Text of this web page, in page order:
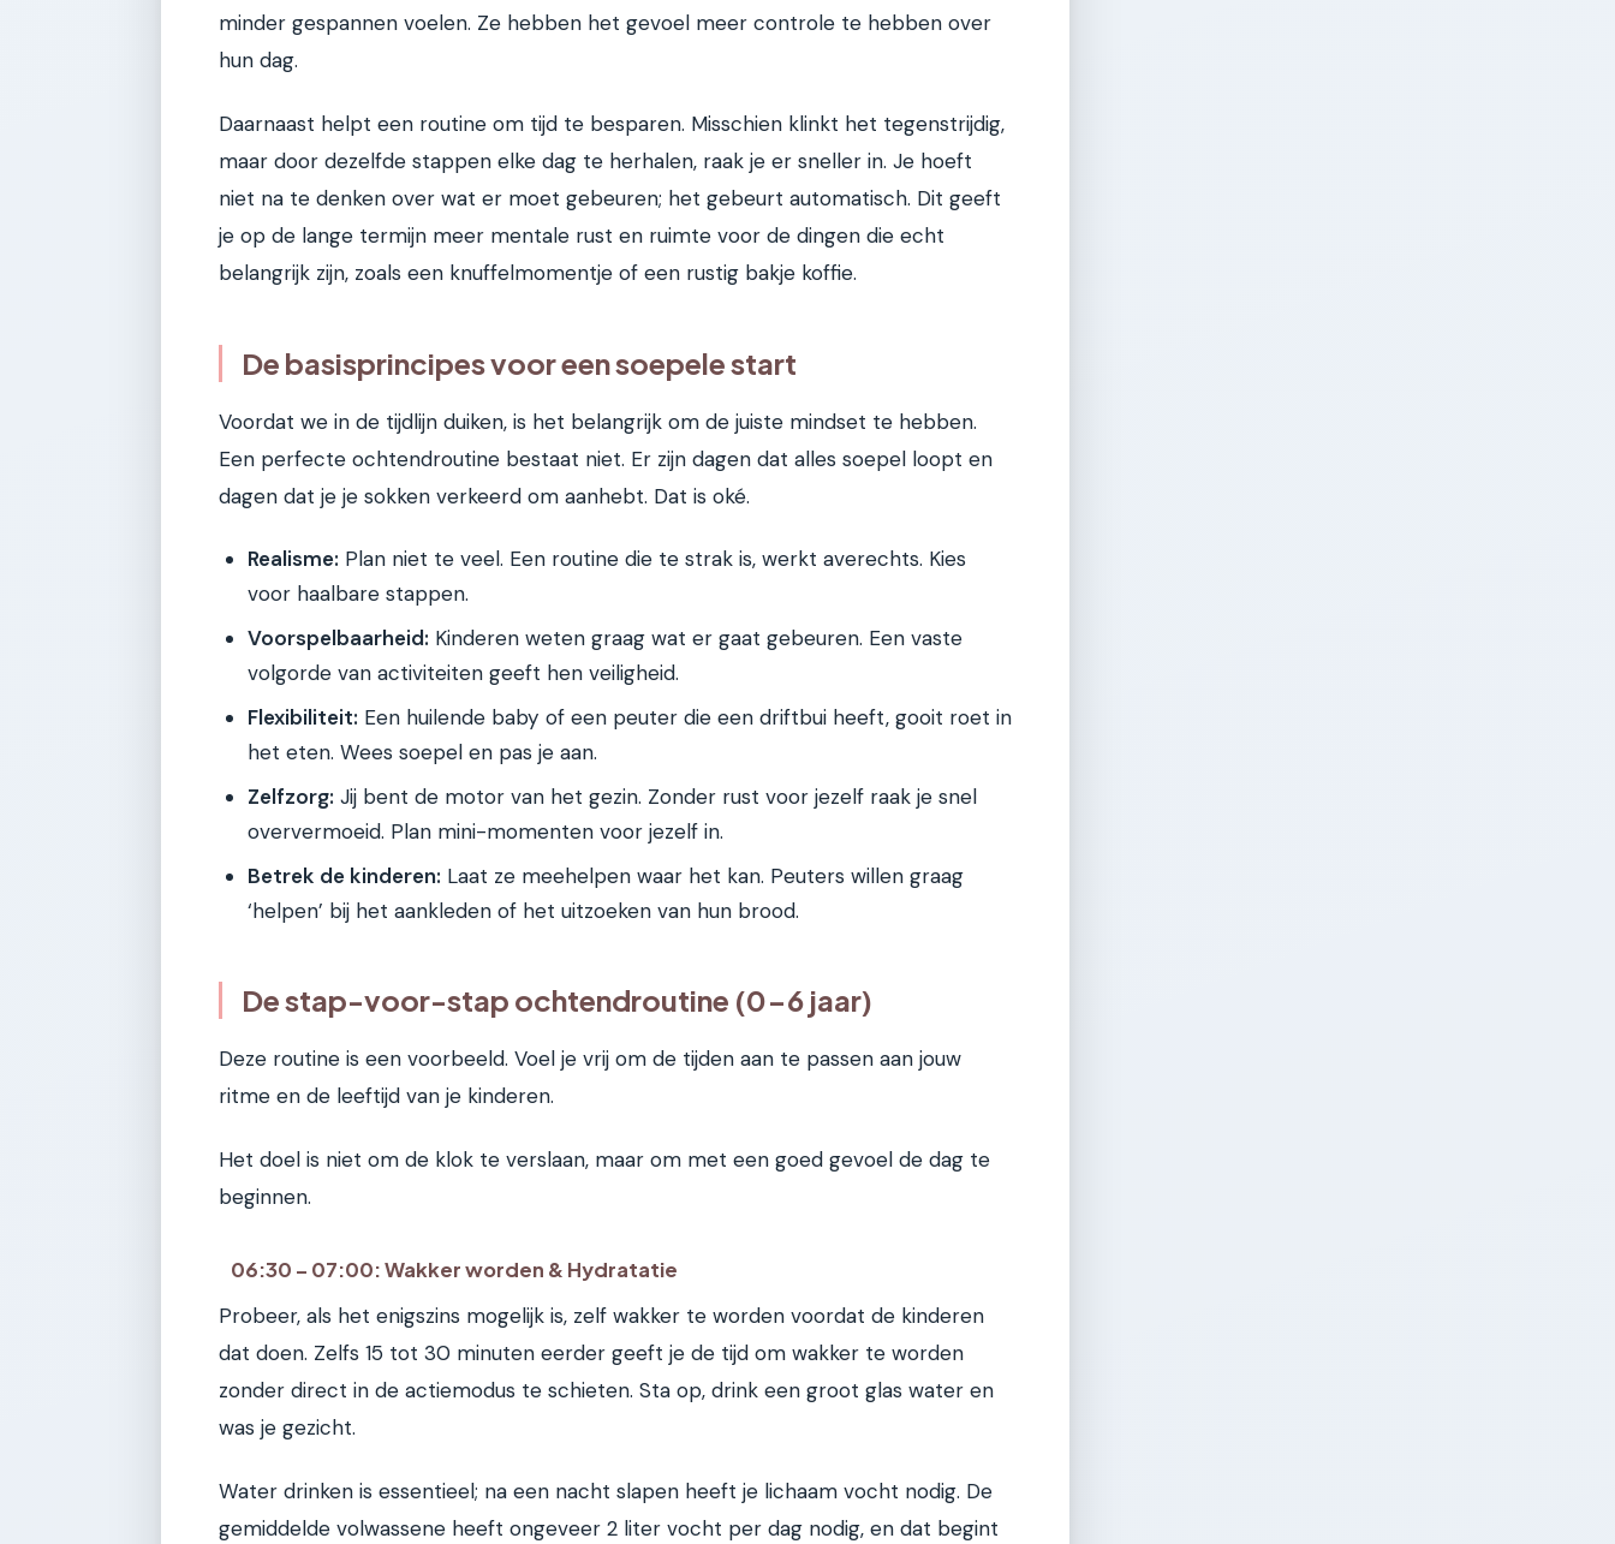
minder gespannen voelen. Ze hebben het gevoel meer controle te hebben over
hun dag.
Daarnaast helpt een routine om tijd te besparen. Misschien klinkt het tegenstrijdig,
maar door dezelfde stappen elke dag te herhalen, raak je er sneller in. Je hoeft
niet na te denken over wat er moet gebeuren; het gebeurt automatisch. Dit geeft
je op de lange termijn meer mentale rust en ruimte voor de dingen die echt
belangrijk zijn, zoals een knuffelmomentje of een rustig bakje koffie.
De basisprincipes voor een soepele start
Voordat we in de tijdlijn duiken, is het belangrijk om de juiste mindset te hebben.
Een perfecte ochtendroutine bestaat niet. Er zijn dagen dat alles soepel loopt en
dagen dat je je sokken verkeerd om aanhebt. Dat is oké.
Realisme: Plan niet te veel. Een routine die te strak is, werkt averechts. Kies
voor haalbare stappen.
Voorspelbaarheid: Kinderen weten graag wat er gaat gebeuren. Een vaste
volgorde van activiteiten geeft hen veiligheid.
Flexibiliteit: Een huilende baby of een peuter die een driftbui heeft, gooit roet in
het eten. Wees soepel en pas je aan.
Zelfzorg: Jij bent de motor van het gezin. Zonder rust voor jezelf raak je snel
oververmoeid. Plan mini-momenten voor jezelf in.
Betrek de kinderen: Laat ze meehelpen waar het kan. Peuters willen graag
‘helpen’ bij het aankleden of het uitzoeken van hun brood.
De stap-voor-stap ochtendroutine (0-6 jaar)
Deze routine is een voorbeeld. Voel je vrij om de tijden aan te passen aan jouw
ritme en de leeftijd van je kinderen.
Het doel is niet om de klok te verslaan, maar om met een goed gevoel de dag te
beginnen.
06:30 – 07:00: Wakker worden & Hydratatie
Probeer, als het enigszins mogelijk is, zelf wakker te worden voordat de kinderen
dat doen. Zelfs 15 tot 30 minuten eerder geeft je de tijd om wakker te worden
zonder direct in de actiemodus te schieten. Sta op, drink een groot glas water en
was je gezicht.
Water drinken is essentieel; na een nacht slapen heeft je lichaam vocht nodig. De
gemiddelde volwassene heeft ongeveer 2 liter vocht per dag nodig, en dat begint